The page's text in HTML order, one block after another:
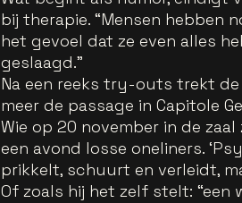
bij therapie. “Mensen hebben
het gevoel dat ze even alles
geslaagd.”
Na een reeks try-outs trekt
meer de passage in Capitole
Wie op 20 november in de
een avond losse oneliners.
prikkelt, schuurt en verleidt,
Of zoals hij het zelf stelt: